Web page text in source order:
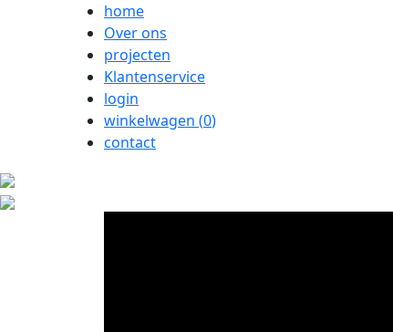
home
Over ons
projecten
Klantenservice
login
winkelwagen (0)
contact